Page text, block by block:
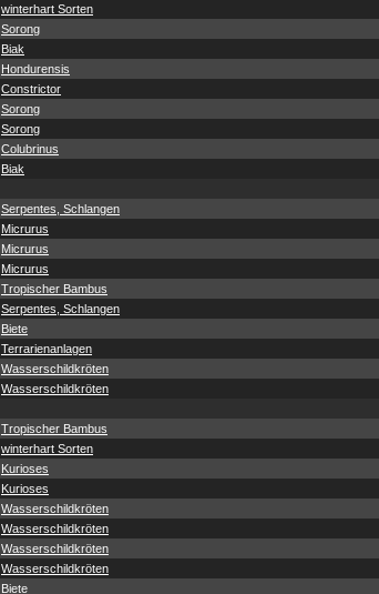
winterhart Sorten
Sorong
Biak
Hondurensis
Constrictor
Sorong
Sorong
Colubrinus
Biak
Serpentes, Schlangen
Micrurus
Micrurus
Micrurus
Tropischer Bambus
Serpentes, Schlangen
Biete
Terrarienanlagen
Wasserschildkröten
Wasserschildkröten
Tropischer Bambus
winterhart Sorten
Kurioses
Kurioses
Wasserschildkröten
Wasserschildkröten
Wasserschildkröten
Wasserschildkröten
Biete